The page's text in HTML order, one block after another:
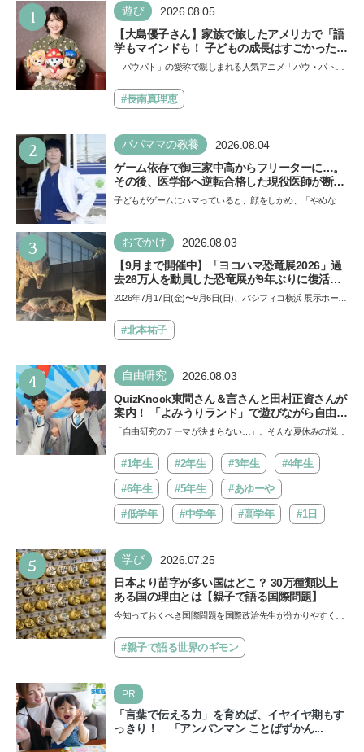
1 遊び 2026.08.05
【大島優子さん】家族で旅したアメリカで「語
学もマインドも！ 子どもの成長はすごかった」
声優をつとめた映画『パウ・パトロール ザ・ダ
できると子どもに知ってほしい
「パウパト」の愛称で親しまれる人気アニメ「パウ・パトロ
ザ…#長南真理恵
2 パパママの教養 2026.08.04
ゲーム依存で御三家中高からフリーターに…。
その後、医学部へ逆転合格した現役医師が断言
「ゲームの経験が受験勉強に役立った」そう考
子どもがゲームにハマっていると、顔をしかめ、「やめなさ
い…
3 おでかけ 2026.08.03
【9月まで開催中】「ヨコハマ恐竜展2026」過
去26万人を動員した恐竜展が9年ぶりに復活！
夏休みのおでかけで楽しむポイントを完全ガイ
2026年7月17日(金)〜9月6日(日)、パシフィコ横浜 展示ホール
催…#北本祐子
4 自由研究 2026.08.03
QuizKnock東問さん＆言さんと田村正資さんが
案内！ 「よみうりランド」で遊びながら自由研
究が進む期間限定イベントが開催
「自由研究のテーマが決まらない…」。そんな夏休みの悩み
バ!!…
#1年生 #2年生 #3年生 #4年生
#6年生 #5年生 #あゆーや
#低学年 #中学年 #高学年 #1日
5 学び 2026.07.25
日本より苗字が多い国はどこ？ 30万種類以上
ある国の理由とは【親子で語る国際問題】
今知っておくべき国際問題を国際政治先生が分かりやすく解
類…#親子で語る世界のギモン
PR
「言葉で伝える力」を育めば、イヤイヤ期もす
っきり！ 「アンパンマン ことばずかん...